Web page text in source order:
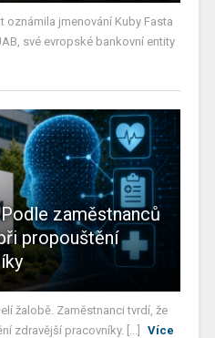
oznámila jmenování Kuby Fasta
své evropské bankovní entity
zaměstnanců
propouštění
žalobě. Zaměstnanci tvrdí, že
zdravější pracovníky. [...]
Více